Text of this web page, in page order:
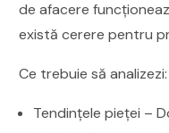
de afacere
există cerere pentru
Ce trebuie să analizezi:
Tendințele pieței –